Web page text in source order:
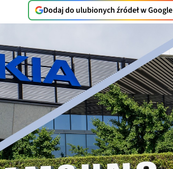
Dodaj do ulubionych źródeł w Google